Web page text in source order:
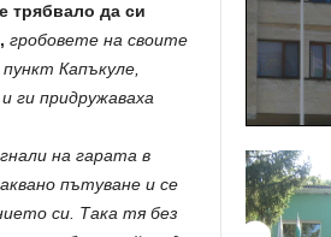
трябвало да си
гробовете на своите
Капъкуле,
ги придружаваха
на гарата в
пътуване и се
си. Така тя без